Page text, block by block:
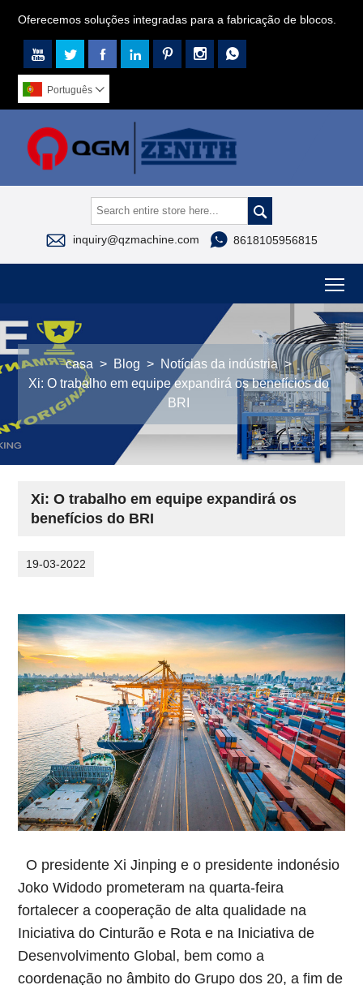
Oferecemos soluções integradas para a fabricação de blocos.
      
Português 

 inquiry@qzmachine.com  8618105956815
casa > Blog > Notícias da indústria >
Xi: O trabalho em equipe expandirá os benefícios do
BRI
Xi: O trabalho em equipe expandirá os
benefícios do BRI
19-03-2022
O presidente Xi Jinping e o presidente indonésio
Joko Widodo prometeram na quarta-feira
fortalecer a cooperação de alta qualidade na
Iniciativa do Cinturão e Rota e na Iniciativa de
Desenvolvimento Global, bem como a
coordenação no âmbito do Grupo dos 20, a fim de